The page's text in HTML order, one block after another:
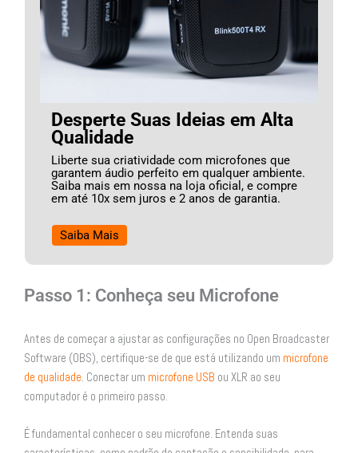
Desperte Suas Ideias em Alta
Qualidade
Liberte sua criatividade com microfones que
garantem áudio perfeito em qualquer ambiente.
Saiba mais em nossa na loja oficial, e compre
em até 10x sem juros e 2 anos de garantia.
Saiba Mais
Passo 1: Conheça seu Microfone
Antes de começar a ajustar as configurações no Open Broadcaster
Software (OBS), certifique-se de que está utilizando um microfone
de qualidade. Conectar um microfone USB ou XLR ao seu
computador é o primeiro passo.
É fundamental conhecer o seu microfone. Entenda suas